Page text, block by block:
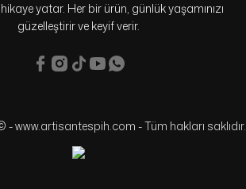
yatar. Her bir ürün, günlük yaşamınızı
güzelleştirir ve keyif verir.
www.artisantespih.com - Tüm hakları saklıdır.